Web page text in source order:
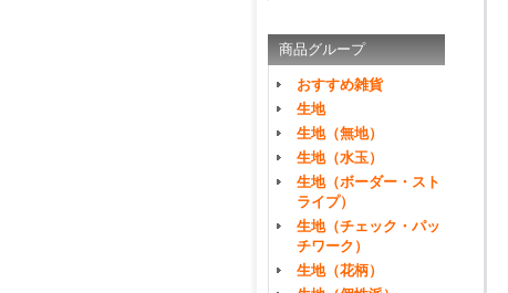
商品グループ
おすすめ雑貨
生地
生地（無地）
生地（水玉）
生地（ボーダー・スト
ライプ）
生地（チェック・パッ
チワーク）
生地（花柄）